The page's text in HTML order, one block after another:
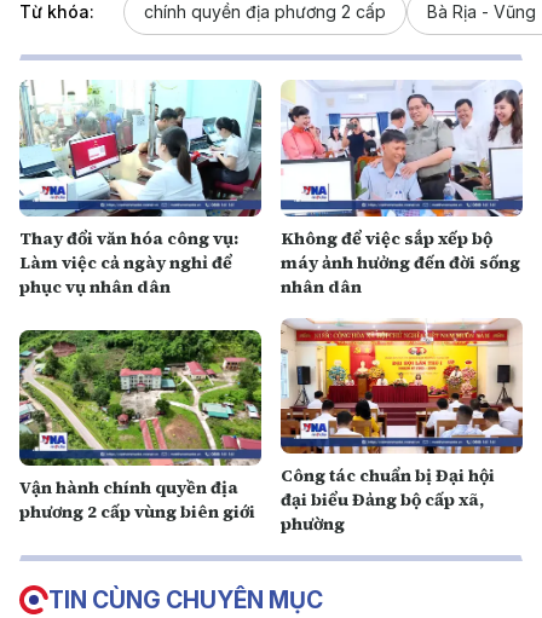
Từ khóa: chính quyền địa phương 2 cấp Bà Rịa - Vũng
Thay đổi văn hóa công vụ:
Làm việc cả ngày nghỉ để
phục vụ nhân dân
Không để việc sắp xếp bộ
máy ảnh hưởng đến đời sống
nhân dân
Vận hành chính quyền địa
phương 2 cấp vùng biên giới
Công tác chuẩn bị Đại hội
đại biểu Đảng bộ cấp xã,
phường
TIN CÙNG CHUYÊN MỤC